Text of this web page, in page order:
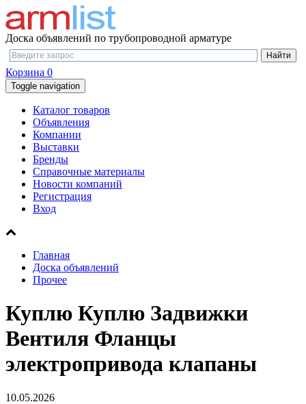
Доска объявлений по трубопроводной арматуре
Корзина 0
Toggle navigation
Каталог товаров
Объявления
Компании
Выставки
Бренды
Справочные материалы
Новости компаний
Регистрация
Вход
Главная
Доска объявлений
Прочее
Куплю Куплю Задвижки
Вентиля Фланцы
электропривода клапаны
10.05.2026